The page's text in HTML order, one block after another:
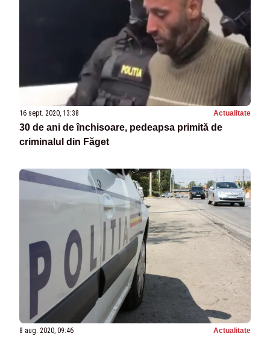
16 sept. 2020, 13:38 Actualitate
30 de ani de închisoare, pedeapsa primită de
criminalul din Făget
8 aug. 2020, 09:46 Actualitate